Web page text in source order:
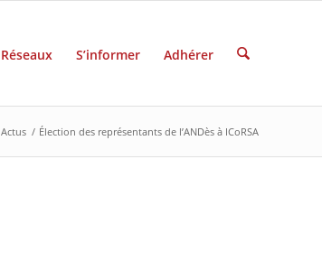
Réseaux S’informer Adhérer
Actus / Élection des représentants de l’ANDès à ICoRSA